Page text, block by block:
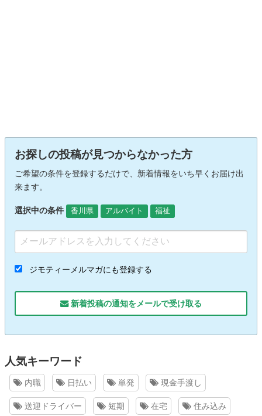
お探しの投稿が見つからなかった方
ご希望の条件を登録するだけで、新着情報をいち早くお届け出
来ます。
選択中の条件 香川県 アルバイト 福祉
ジモティーメルマガにも登録する
新着投稿の通知をメールで受け取る
人気キーワード
内職 日払い 単発 現金手渡し
送迎ドライバー 短期 在宅 住み込み